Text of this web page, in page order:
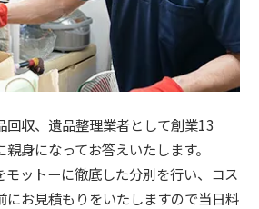
回収、遺品整理業者として創業13
身になってお答えいたします。
モットーに徹底した分別を行い、コス
にお見積もりをいたしますので当日料